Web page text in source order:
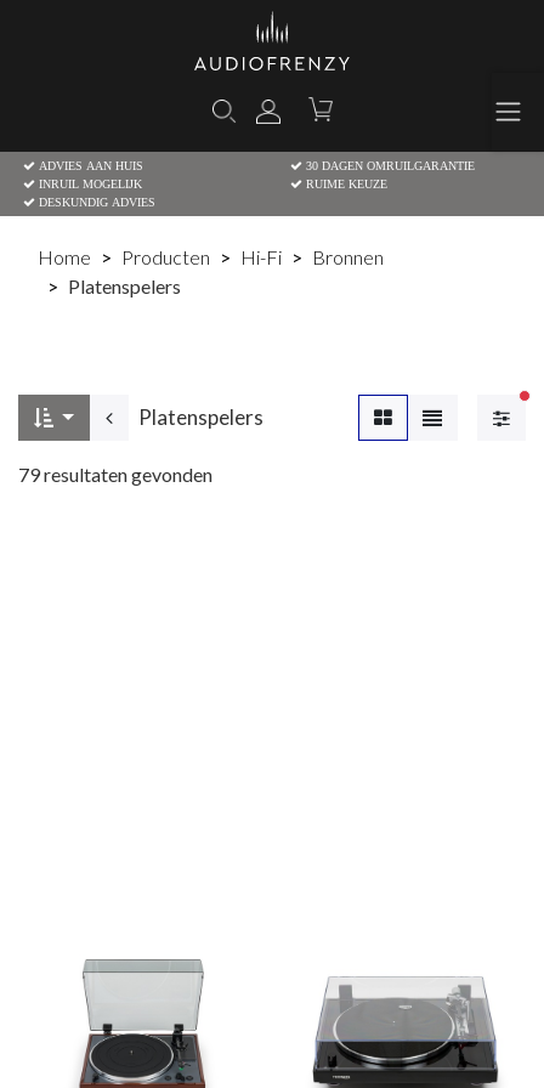
ADVIES AAN HUIS
30 DAGEN OMRUILGARANTIE
INRUIL MOGELIJK
RUIME KEUZE
DESKUNDIG ADVIES
Home Producten Hi-Fi
Bronnen
Platenspelers
Platenspelers
79resultaten gevonden